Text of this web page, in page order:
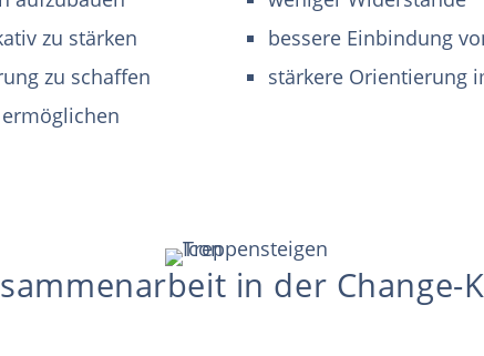
zu stärken
zu schaffen
bessere Einbindung
stärkere Orientierung
in der Change-